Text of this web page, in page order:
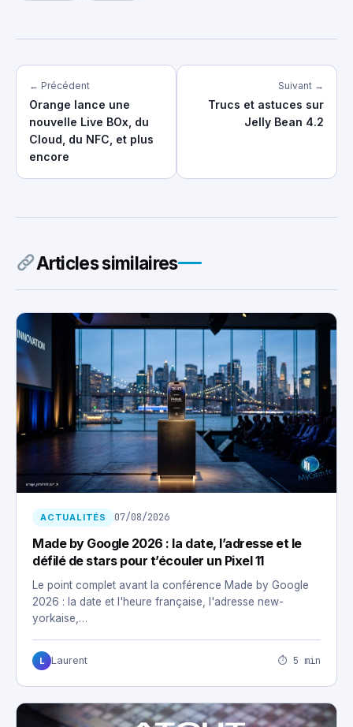
← Précédent
Orange lance une
nouvelle Live BOx, du
Cloud, du NFC, et plus
encore
Suivant →
Trucs et astuces sur
Jelly Bean 4.2
Articles similaires
ACTUALITÉS 07/08/2026
Made by Google 2026 : la date, l’adresse et le
défilé de stars pour t’écouler un Pixel 11
Le point complet avant la conférence Made by Google
2026 : la date et l'heure française, l'adresse new-
yorkaise,…
L Laurent ⏱ 5 min